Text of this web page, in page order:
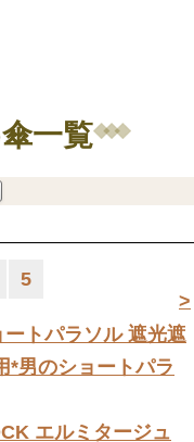
一覧
>
5
トパラソル 遮光遮
*男のショートパラ
エルミタージュ